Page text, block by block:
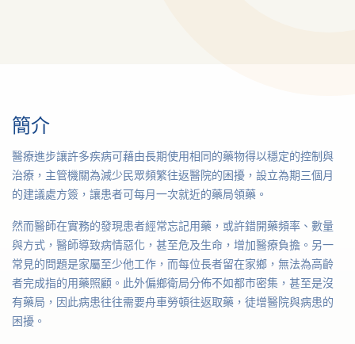
簡介
醫療進步讓許多疾病可藉由長期使用相同的藥物得以穩定的控制與
治療，主管機關為減少民眾頻繁往返醫院的困擾，設立為期三個月
的建議處方簽，讓患者可每月一次就近的藥局領藥。
然而醫師在實務的發現患者經常忘記用藥，或許錯開藥頻率、數量
與方式，醫師導致病情惡化，甚至危及生命，增加醫療負擔。另一
常見的問題是家屬至少他工作，而每位長者留在家鄉，無法為高齡
者完成指的用藥照顧。此外偏鄉衛局分佈不如都市密集，甚至是沒
有藥局，因此病患往往需要舟車勞頓往返取藥，徒增醫院與病患的
困擾。